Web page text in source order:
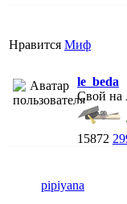
Нравится Миф
le_beda
Свой на
15872
pipiyana